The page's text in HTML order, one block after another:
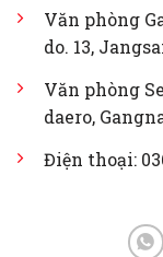
Văn phòng
do. 13,
Văn phòng
daero,
Điện thoại: